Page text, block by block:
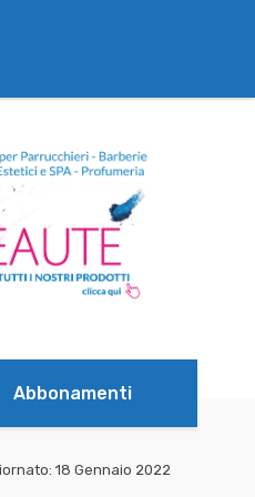
Abbonamenti
18 Gennaio 2022